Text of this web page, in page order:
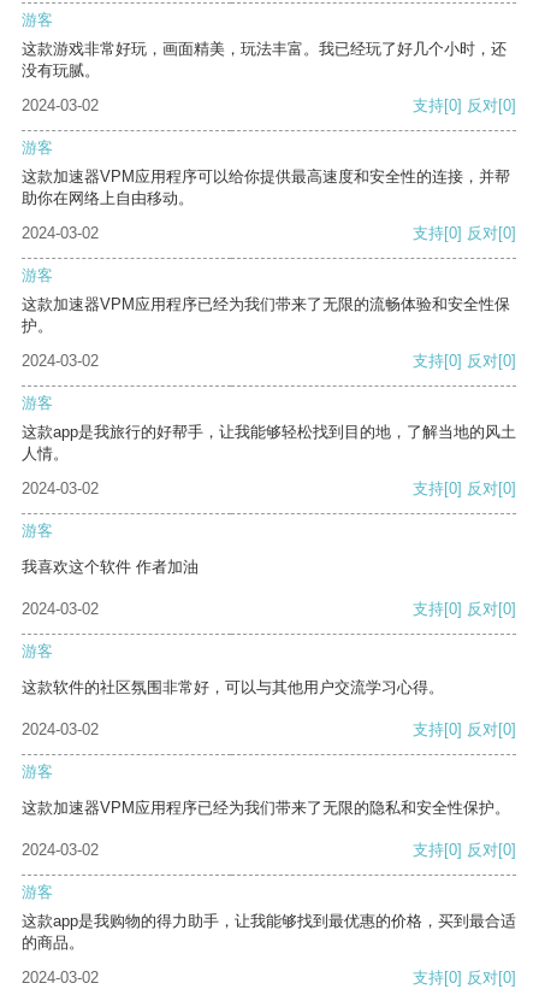
游客
这款游戏非常好玩，画面精美，玩法丰富。我已经玩了好几个小时，还
没有玩腻。
2024-03-02
支持[0] 反对[0]
游客
这款加速器VPM应用程序可以给你提供最高速度和安全性的连接，并帮
助你在网络上自由移动。
2024-03-02
支持[0] 反对[0]
游客
这款加速器VPM应用程序已经为我们带来了无限的流畅体验和安全性保
护。
2024-03-02
支持[0] 反对[0]
游客
这款app是我旅行的好帮手，让我能够轻松找到目的地，了解当地的风土
人情。
2024-03-02
支持[0] 反对[0]
游客
我喜欢这个软件 作者加油
2024-03-02 支持[0] 反对[0]
游客
这款软件的社区氛围非常好，可以与其他用户交流学习心得。
2024-03-02 支持[0] 反对[0]
游客
这款加速器VPM应用程序已经为我们带来了无限的隐私和安全性保护。
2024-03-02 支持[0] 反对[0]
游客
这款app是我购物的得力助手，让我能够找到最优惠的价格，买到最合适
的商品。
2024-03-02
支持[0] 反对[0]